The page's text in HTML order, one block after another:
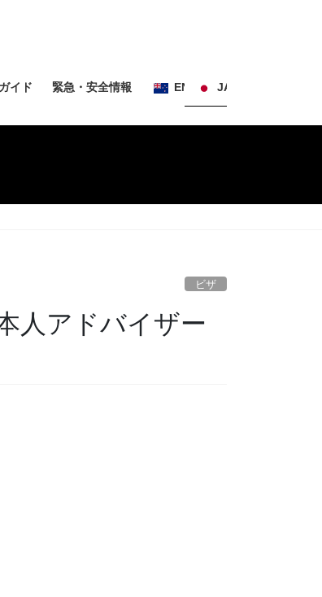
イド 緊急・安全情報 EN JA
ビザ
人アドバイザー